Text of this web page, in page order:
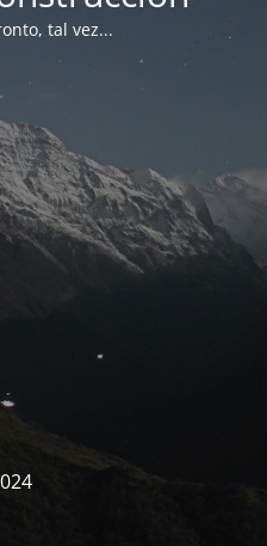
tal vez...